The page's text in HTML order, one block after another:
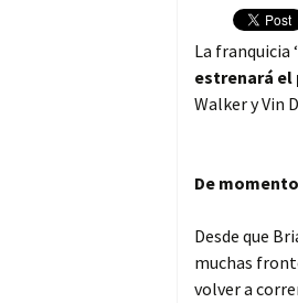
La franquicia
estrenará el
Walker y Vin
De
Desde que
muchas
volver a